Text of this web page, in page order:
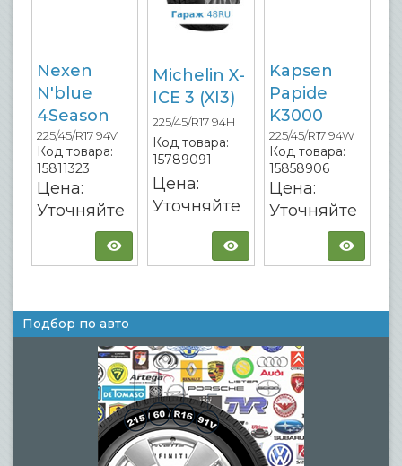
Nexen
N'blue
4Season
225/45/R17 94V
Код товара:
15811323
Цена:
Уточняйте
Michelin X-
ICE 3 (XI3)
225/45/R17 94H
Код товара:
15789091
Цена:
Уточняйте
Kapsen
Papide
K3000
225/45/R17 94W
Код товара:
15858906
Цена:
Уточняйте
Подбор по авто